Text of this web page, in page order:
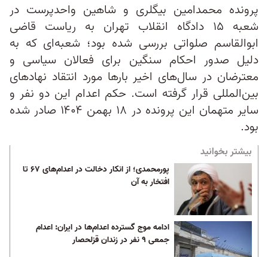
پرونده محمدامین بیگلری و شاهین واحدپرست در
شعبه ۱۵ دادگاه انقلاب تهران به ریاست قاضی
ابوالقاسم صلواتی بررسی شده بود؛ شعبه‌ای که به
دلیل صدور احکام سنگین برای فعالان سیاسی و
معترضان در سال‌های اخیر بارها مورد انتقاد نهادهای
بین‌المللی قرار گرفته است. حکم اعدام این دو نفر و
سایر متهمان این پرونده در ۱۸ بهمن ۱۴۰۴ صادر شده
بود.
بیشتر بخوانید
پورمحمدی؛ از انکار دخالت در اعدام‌های ۶۷ تا
افتخار به آن
ادامه موج گسترده اعدام‌ها در ایران: اعدام
‌جمعی ۹ نفر در زندان قزلحصار